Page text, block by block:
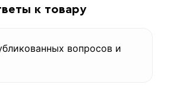
к товару
вопросов и